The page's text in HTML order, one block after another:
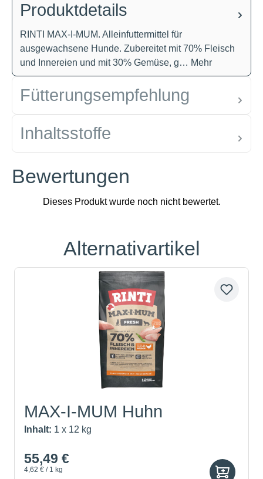
Produktdetails
RINTI MAX-I-MUM. Alleinfuttermittel für
ausgewachsene Hunde. Zubereitet mit 70% Fleisch
und Innereien und mit 30% Gemüse, g… Mehr
Fütterungsempfehlung
Inhaltsstoffe
Bewertungen
Produktgalerie überspringen
Alternativartikel
MAX-I-MUM Huhn
Inhalt: 1 x 12 kg
55,49 €
4,62 € / 1 kg